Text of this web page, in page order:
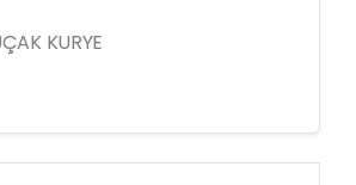
KURYE